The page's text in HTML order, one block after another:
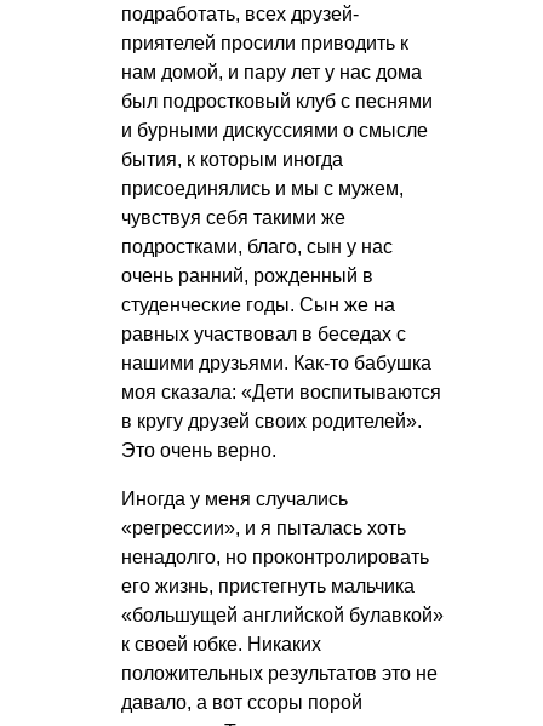
подработать, всех друзей-
приятелей просили приводить к
нам домой, и пару лет у нас дома
был подростковый клуб с песнями
и бурными дискуссиями о смысле
бытия, к которым иногда
присоединялись и мы с мужем,
чувствуя себя такими же
подростками, благо, сын у нас
очень ранний, рожденный в
студенческие годы. Сын же на
равных участвовал в беседах с
нашими друзьями. Как-то бабушка
моя сказала: «Дети воспитываются
в кругу друзей своих родителей».
Это очень верно.
Иногда у меня случались
«регрессии», и я пыталась хоть
ненадолго, но проконтролировать
его жизнь, пристегнуть мальчика
«большущей английской булавкой»
к своей юбке. Никаких
положительных результатов это не
давало, а вот ссоры порой